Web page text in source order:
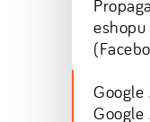
Google
Google